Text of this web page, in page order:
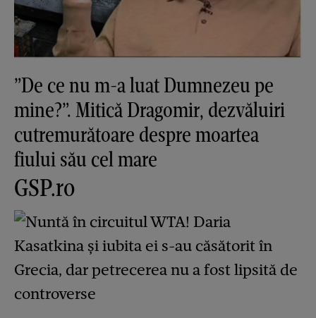
”De ce nu m-a luat Dumnezeu pe
mine?”. Mitică Dragomir, dezvăluiri
cutremurătoare despre moartea
fiului său cel mare
GSP.ro